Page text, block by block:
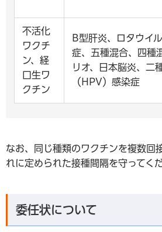
不活化
ワクチ
ン、経
口生ワ
クチン
B型肝炎、ロタウイ
症、五種混合、四種
リオ、日本脳炎、二
（HPV）感染症
なお、同じ種類のワクチンを複数回
れに定められた接種間隔を守ってく
委任状について